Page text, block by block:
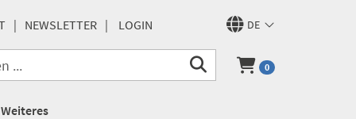
DE
NEWSLETTER LOGIN
0
Weiteres